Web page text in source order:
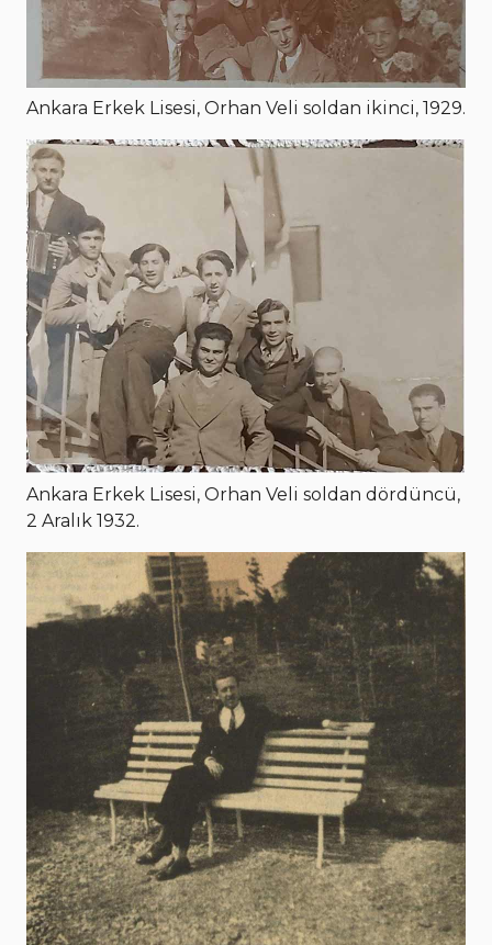
Ankara Erkek Lisesi, Orhan Veli soldan ikinci, 1929.
Ankara Erkek Lisesi, Orhan Veli soldan dördüncü,
2 Aralık 1932.